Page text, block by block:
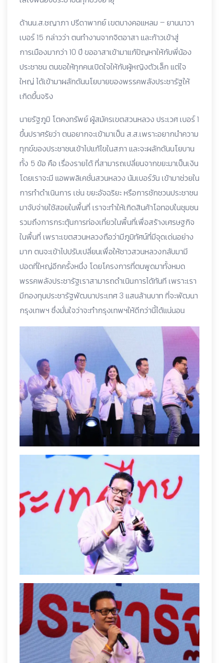
ด้านน.ส.ชญาภา ปรีดาพากย์ เขตบางคอแหลม – ยานนาวา
เบอร์ 15 กล่าวว่า ตนทำงานจากจิตอาสา และก้าวเข้าสู่
การเมืองมากว่า 10 ปี ขออาสาเข้ามาแก้ปัญหาให้กับพี่น้อง
ประชาชน ตนขอให้ทุกคนเปิดใจให้กับผู้หญิงตัวเล็ก แต่ใจ
ใหญ่ ได้เข้ามาผลักดันนโยบายของพรรคพลังประชารัฐให้
เกิดขึ้นจริง
นายรัฐภูมิ โตคงทรัพย์ ผู้สมัครเขตสวนหลวง ประเวศ เบอร์ 1
ขึ้นปราศรัยว่า ตนอยากจะเข้ามาเป็น ส.ส.เพราะอยากนำความ
ทุกข์ของประชาชนเข้าไปแก้ไขในสภา และจะผลักดันนโยบาน
ทั้ง 5 ข้อ คือ เรื่องรายได้ ที่สามารถเปลี่ยนจากขยะมาเป็นเงิน
โดยเราจะมี แอพพลิเคชั่นสวนหลวง นัมเบอร์วัน เข้ามาช่วยใน
การทำดำเนินการ เช่น ขยะอัจฉริยะ หรือการชักชวนประชาชน
มาจับจ่ายใช้สอยในพื้นที่ เราจะทำให้เกิดสินค้าโอทอปในชุมชน
รวมถึงการกระตุ้นการท่องเที่ยวในพื้นที่เพื่อสร้างเศรษฐกิจ
ในพื้นที่ เพราะเขตสวนหลวงถือว่ามีภูมิทัศน์ที่มีจุดเด่นอย่าง
มาก ตนจะเข้าไปปรับเปลี่ยนเพื่อให้ชาวสวนหลวงกลับมามี
ปอดที่ใหญ่อีกครั้งหนึ่ง โดยโครงการที่ตนพูดมาทั้งหมด
พรรคพลังประชารัฐเราสามารถดำเนินการได้ทันที เพราะเรา
มีกองทุนประชารัฐพัฒนาประเทศ 3 แสนล้านบาท ที่จะพัฒนา
กรุงเทพฯ ซึ่งมั่นใจว่าจะทำกรุงเทพฯให้ดีกว่านี้ได้แน่นอน